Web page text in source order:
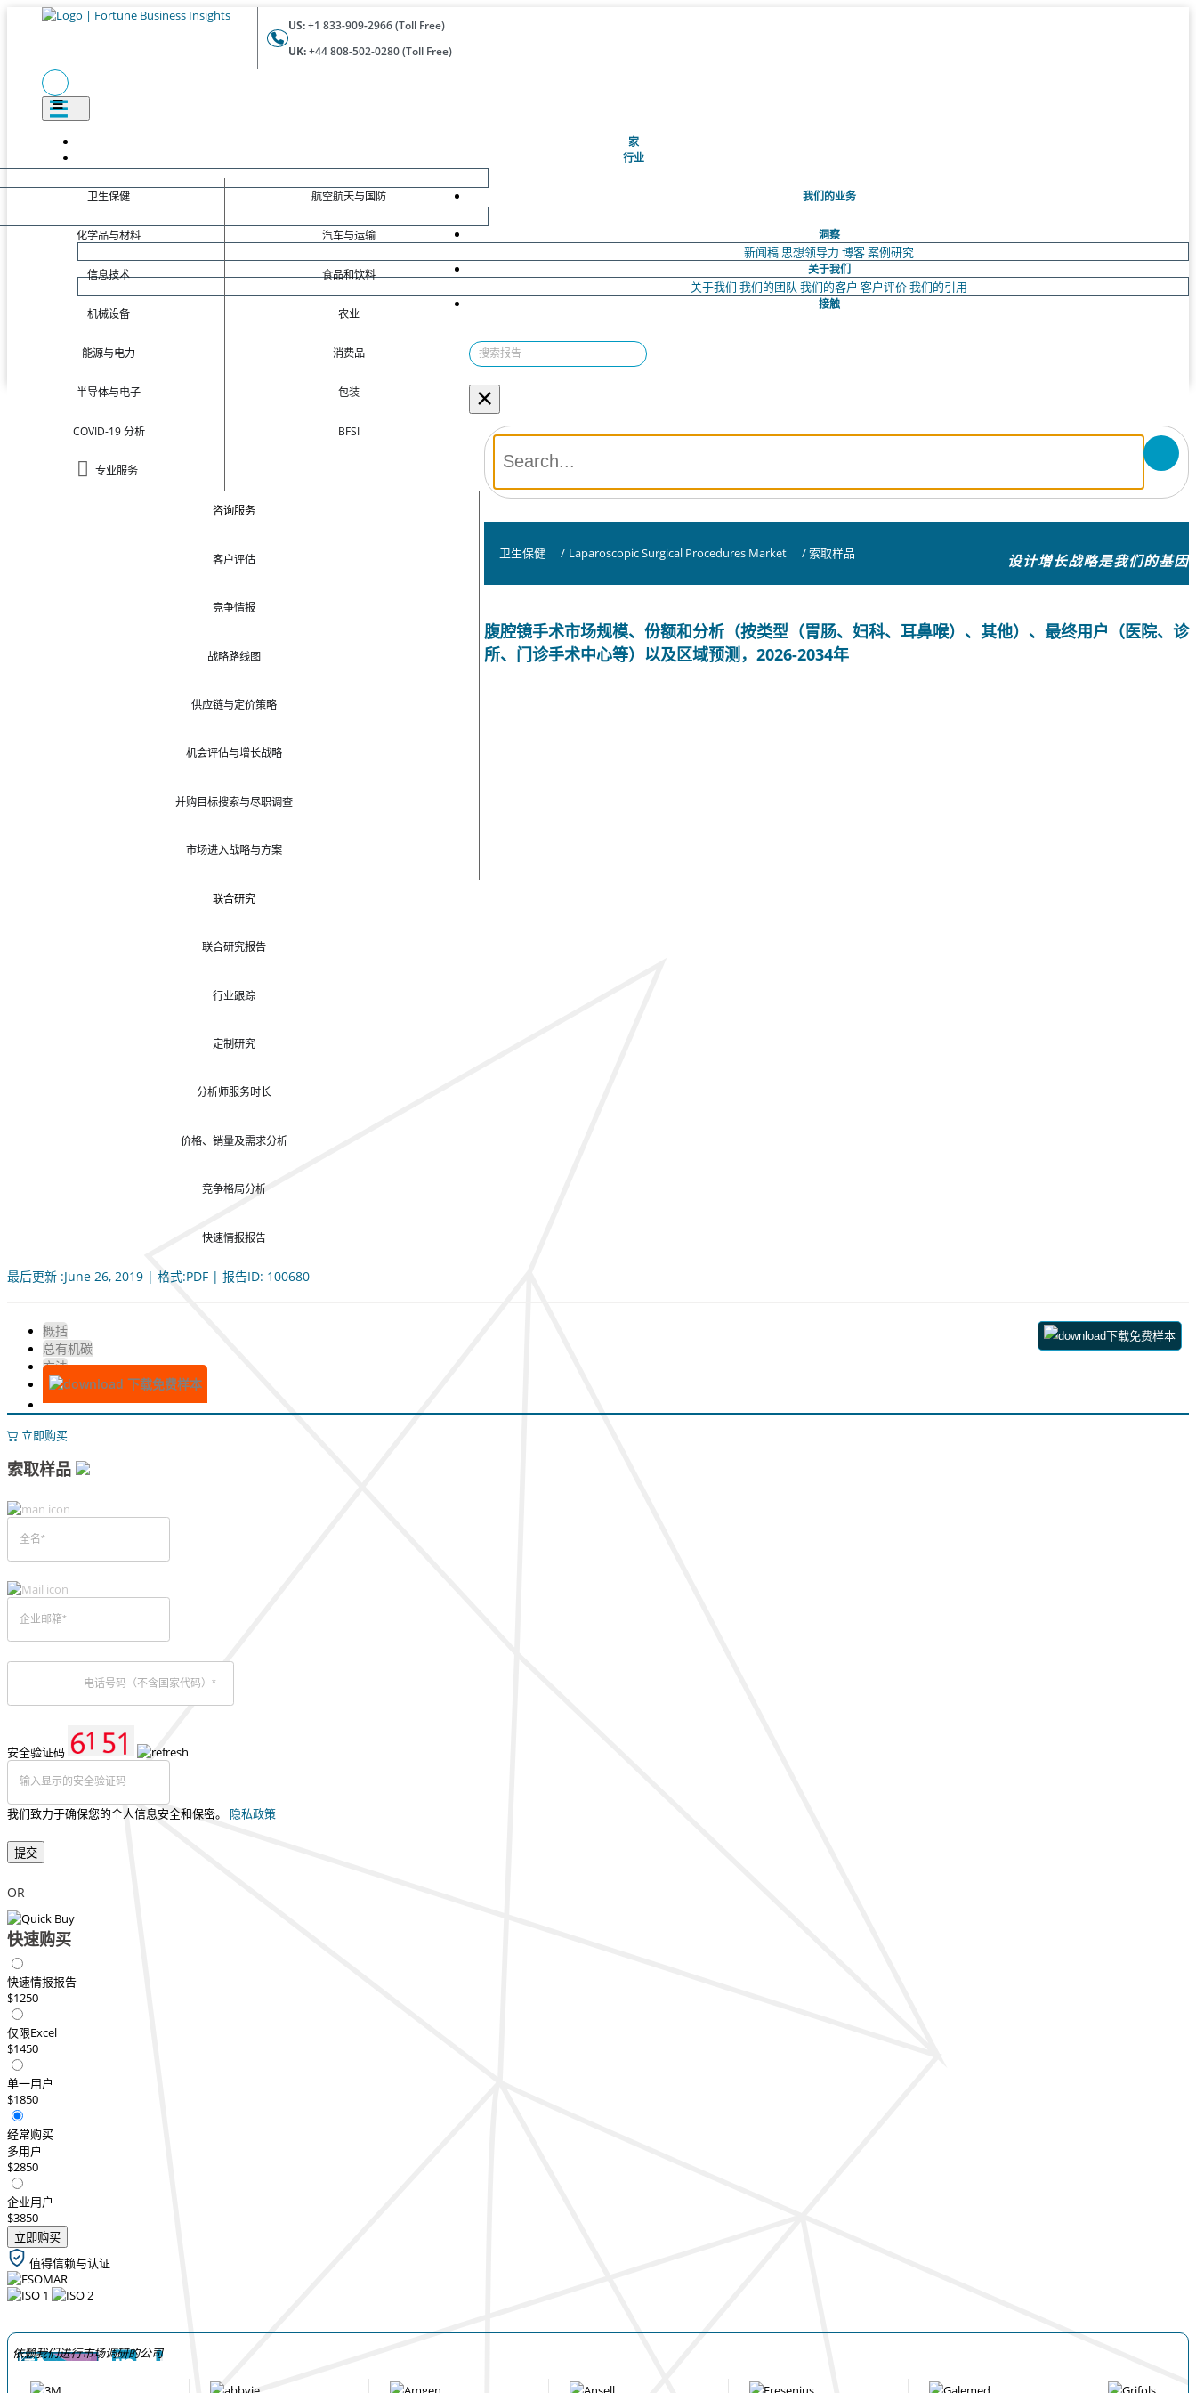
US:+1 833-909-2966 (Toll Free)
UK:+44 808-502-0280 (Toll Free)
家(当前的)
行业
卫生保健
化学品与材料
信息技术
机械设备
能源与电力
半导体与电子
COVID-19 分析
专业服务
航空航天与国防
汽车与运输
食品和饮料
农业
消费品
包装
BFSI
我们的业务
咨询服务
客户评估
竞争情报
战略路线图
供应链与定价策略
机会评估与增长战略
并购目标搜索与尽职调查
市场进入战略与方案
联合研究
联合研究报告
行业跟踪
定制研究
分析师服务时长
价格、销量及需求分析
竞争格局分析
快速情报报告
洞察
新闻稿 思想领导力 博客案例研究
关于我们
关于我们 我们的团队 我们的客户 客户评价我们的引用
接触
×
卫生保健 / Laparoscopic Surgical Procedures Market / 索取样品 设计增长战略是我们的基因
腹腔镜手术市场规模、份额和分析（按类型（胃肠、妇科、耳鼻喉）、其他）、最终用户（医院、诊
所、门诊手术中心等）以及区域预测，2026-2034年
最后更新 :June 26, 2019 | 格式:PDF | 报告ID: 100680
概括
总有机碳
方法
下载免费样本
下载免费样本
立即购买
索取样品
安全验证码
我们致力于确保您的个人信息安全和保密。 隐私政策
提交
OR
快速购买
快速情报报告
$1250
仅限Excel
$1450
单一用户
$1850
经常购买
多用户
$2850
企业用户
$3850
立即购买
值得信赖与认证
依赖我们进行市场调研的公司